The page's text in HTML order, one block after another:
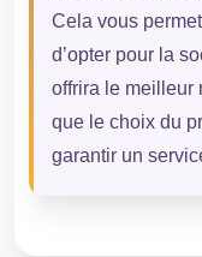
Cela vous
d’opter pour la
offrira le meilleur
que le choix du
garantir un